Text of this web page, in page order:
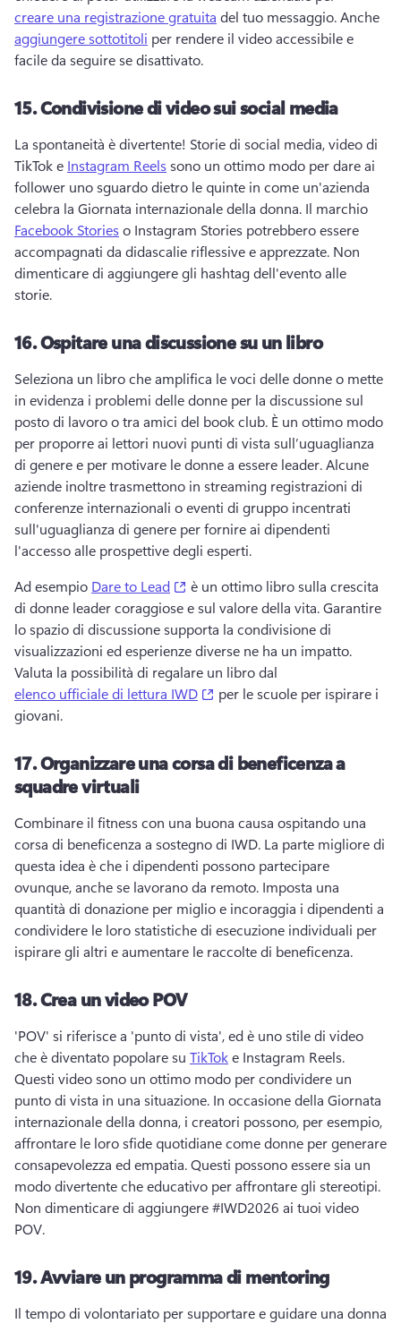
creare una registrazione gratuita del tuo messaggio. Anche
aggiungere sottotitoli per rendere il video accessibile e
facile da seguire se disattivato.
15.Condivisione di video sui social media
La spontaneità è divertente! Storie di social media, video di
TikTok e Instagram Reels sono un ottimo modo per dare ai
follower uno sguardo dietro le quinte in come un'azienda
celebra la Giornata internazionale della donna. Il marchio
Facebook Stories o Instagram Stories potrebbero essere
accompagnati da didascalie riflessive e apprezzate. Non
dimenticare di aggiungere gli hashtag dell'evento alle
storie.
16.Ospitare una discussione su un libro
Seleziona un libro che amplifica le voci delle donne o mette
in evidenza i problemi delle donne per la discussione sul
posto di lavoro o tra amici del book club. È un ottimo modo
per proporre ai lettori nuovi punti di vista sull’uguaglianza
di genere e per motivare le donne a essere leader. Alcune
aziende inoltre trasmettono in streaming registrazioni di
conferenze internazionali o eventi di gruppo incentrati
sull'uguaglianza di genere per fornire ai dipendenti
l'accesso alle prospettive degli esperti.
Ad esempio Dare to Lead (opens in a new tab)
è un ottimo libro sulla crescita
di donne leader coraggiose e sul valore della vita. Garantire
lo spazio di discussione supporta la condivisione di
Valuta la possibilità di regalare un libro dal
elenco ufficiale di lettura IWD
(opens in a new tab)
per le scuole per ispirare i
giovani.
17.Organizzare una corsa di beneficenza a
squadre virtuali
Combinare il fitness con una buona causa ospitando una
corsa di beneficenza a sostegno di IWD. La parte migliore di
questa idea è che i dipendenti possono partecipare
ovunque, anche se lavorano da remoto. Imposta una
quantità di donazione per miglio e incoraggia i dipendenti a
condividere le loro statistiche di esecuzione individuali per
ispirare gli altri e aumentare le raccolte di beneficenza.
18.Crea un video POV
'POV' si riferisce a 'punto di vista', ed è uno stile di video
che è diventato popolare su TikTok
Questi video sono un ottimo modo per condividere un
punto di vista in una situazione. In occasione della Giornata
internazionale della donna, i creatori possono, per esempio,
affrontare le loro sfide quotidiane come donne per generare
consapevolezza ed empatia. Questi possono essere sia un
Non dimenticare di aggiungere #IWD2026 ai tuoi video
POV.
19.Avviare un programma di mentoring
Il tempo di volontariato per supportare e guidare una donna